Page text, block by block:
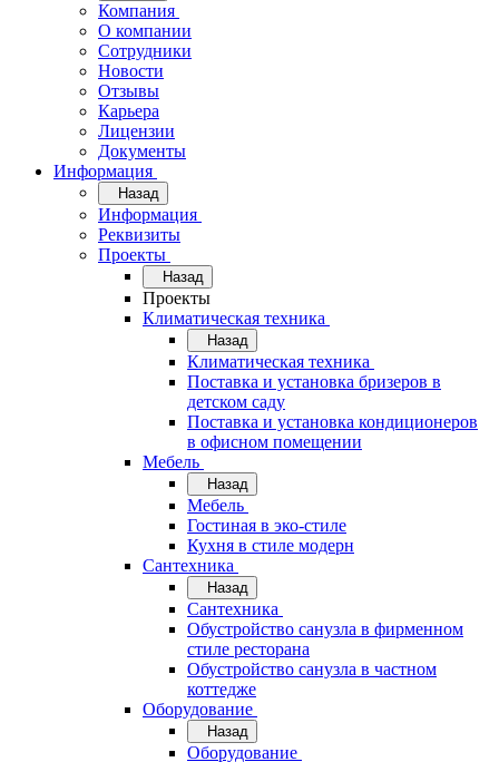
Компания
О компании
Сотрудники
Новости
Отзывы
Карьера
Лицензии
Документы
Информация
Назад
Информация
Реквизиты
Проекты
Назад
Проекты
Климатическая техника
Назад
Климатическая техника
Поставка и установка бризеров в
детском саду
Поставка и установка кондиционеров
в офисном помещении
Мебель
Назад
Мебель
Гостиная в эко-стиле
Кухня в стиле модерн
Сантехника
Назад
Сантехника
Обустройство санузла в фирменном
стиле ресторана
Обустройство санузла в частном
коттедже
Оборудование
Назад
Оборудование